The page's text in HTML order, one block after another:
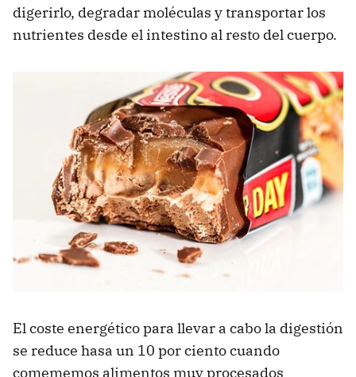
digerirlo, degradar moléculas y transportar los
nutrientes desde el intestino al resto del cuerpo.
El coste energético para llevar a cabo la digestión
se reduce hasa un 10 por ciento cuando
comememos alimentos muy procesados